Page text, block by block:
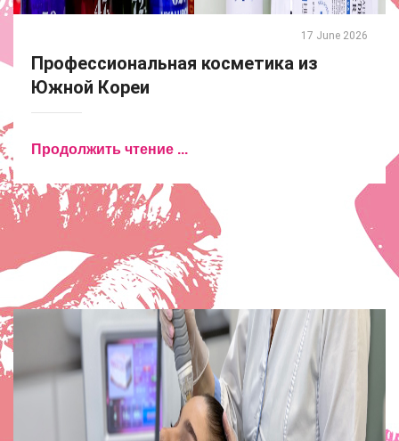
17 June 2026
Профессиональная косметика из
Южной Кореи
Продолжить чтение ...